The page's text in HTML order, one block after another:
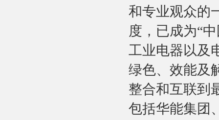
和专业观众的
度，已成为“
工业电器以及
绿色、效能及
整合和互联到
包括华能集团